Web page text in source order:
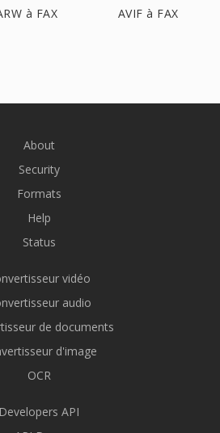
à FAX AVIF à FAX
About
Security
Formats
Help
Status
vidéo
audio
de documents
d'image
OCR
Developers API